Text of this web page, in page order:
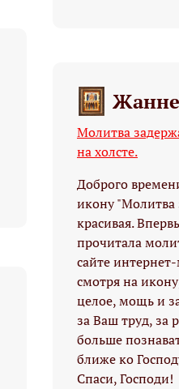
Молитва
на холсте.
Доброго
икону "Молитва
красивая.
прочитала
сайте
смотря на
целое, мощь и
за Ваш труд, за
больше
ближе ко
Спаси, Господи!